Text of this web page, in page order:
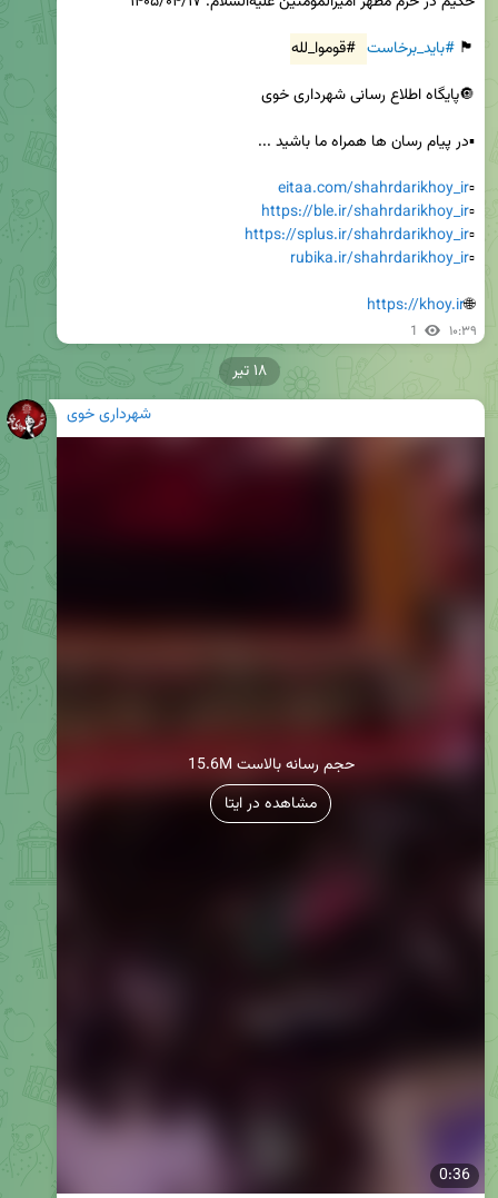
🏴 #باید_برخاست #قوموا_لله
▫️
eitaa.com/shahrdarikhoy_ir
▫️
https://ble.ir/shahrdarikhoy_ir
▫️
https://splus.ir/shahrdarikhoy_ir
▫️
rubika.ir/shahrdarikhoy_ir
🌐
https://khoy.ir
1 ۱۰:۳۹
شهرداری خوی
0:36
15.6M حجم رسانه بالاست
مشاهده در ایتا
۱۸ تیر